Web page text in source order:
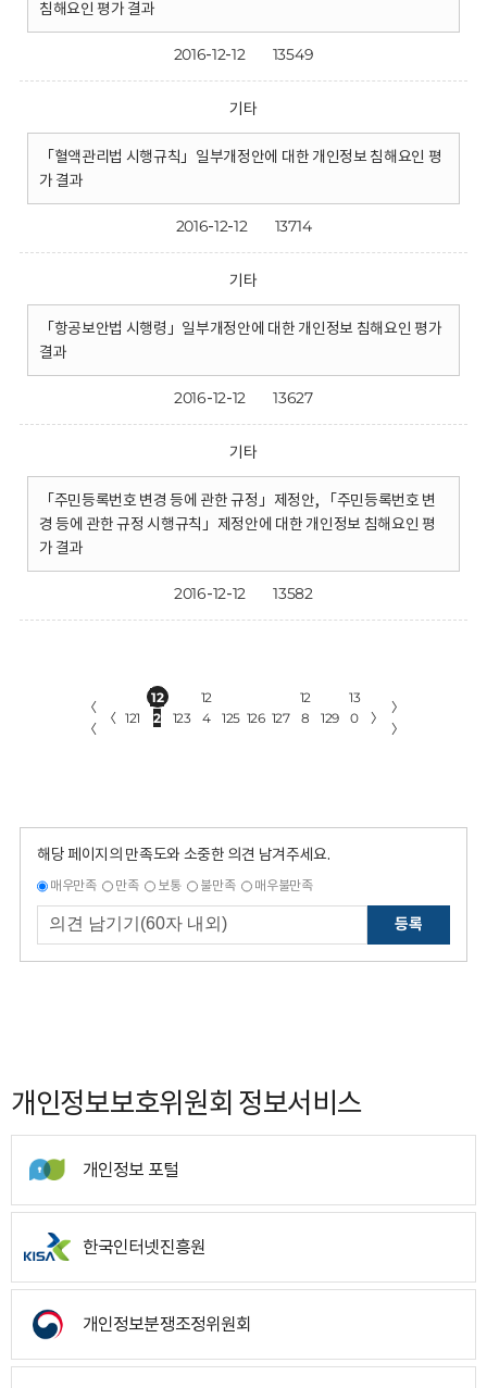
침해요인 평가 결과
2016-12-12 13549
기타
「혈액관리법 시행규칙」일부개정안에 대한 개인정보 침해요인 평
가 결과
2016-12-12 13714
기타
「항공보안법 시행령」일부개정안에 대한 개인정보 침해요인 평가
결과
2016-12-12 13627
기타
「주민등록번호 변경 등에 관한 규정」제정안, 「주민등록번호 변
경 등에 관한 규정 시행규칙」제정안에 대한 개인정보 침해요인 평
가 결과
2016-12-12 13582
〈
〈
〈 121
12
2
123
12
4
125 126 127
12
8
129
13
0
〉
〉
〉
해당 페이지의 만족도와 소중한 의견 남겨주세요.
매우만족 만족 보통 불만족 매우불만족
등록
개인정보보호위원회 정보서비스
개인정보 포털
한국인터넷진흥원
개인정보분쟁조정위원회